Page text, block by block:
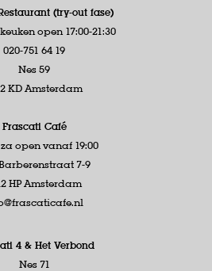
(try-out fase)
open 17:00-21:30
020-751 64 19
Nes 59
KD Amsterdam
Frascati Café
open vanaf 19:00
7-9
HP Amsterdam
4 & Het Verbond
Nes 71